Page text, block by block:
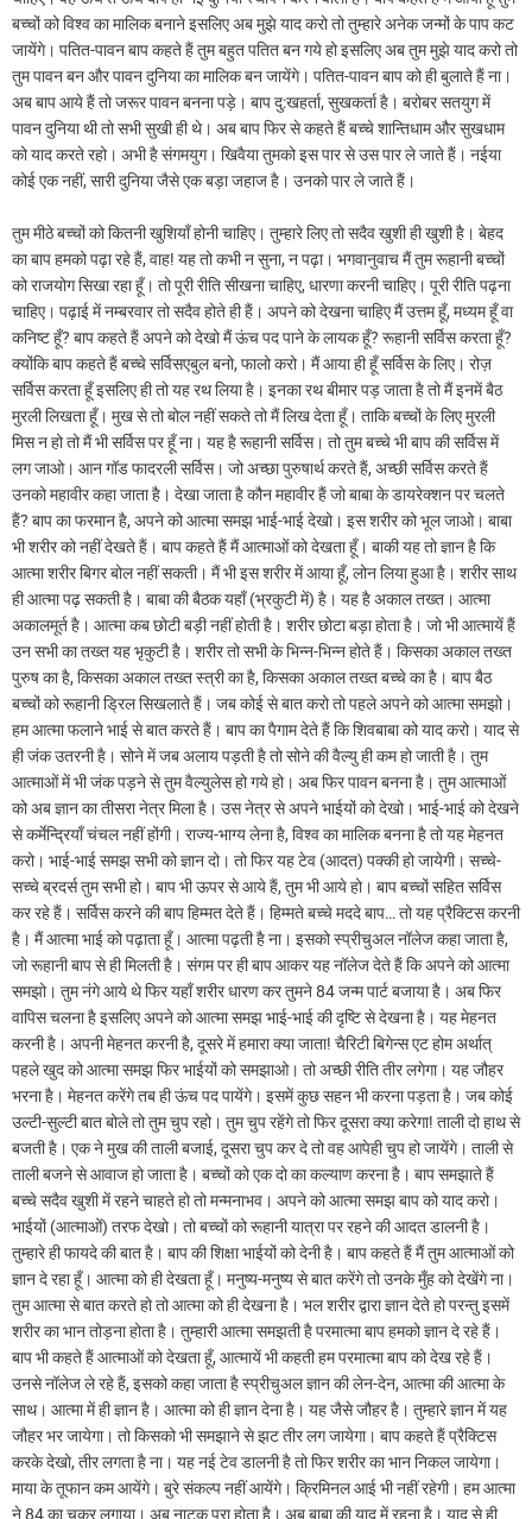
बच्चों को विश्व का मालिक बनाने इसलिए अब मुझे याद करो तो तुम्हारे अनेक जन्मों के पाप कट
जायेंगे। पतित-पावन बाप कहते हैं तुम बहुत पतित बन गये हो इसलिए अब तुम मुझे याद करो तो
तुम पावन बन और पावन दुनिया का मालिक बन जायेंगे। पतित-पावन बाप को ही बुलाते हैं ना।
अब बाप आये हैं तो जरूर पावन बनना पड़े। बाप दु:खहर्ता, सुखकर्ता है। बरोबर सतयुग में
पावन दुनिया थी तो सभी सुखी ही थे। अब बाप फिर से कहते हैं बच्चे शान्तिधाम और सुखधाम
को याद करते रहो। अभी है संगमयुग। खिवैया तुमको इस पार से उस पार ले जाते हैं। नईया
कोई एक नहीं, सारी दुनिया जैसे एक बड़ा जहाज है। उनको पार ले जाते हैं।
तुम मीठे बच्चों को कितनी खुशियाँ होनी चाहिए। तुम्हारे लिए तो सदैव खुशी ही खुशी है। बेहद
का बाप हमको पढ़ा रहे हैं, वाह! यह तो कभी न सुना, न पढ़ा। भगवानुवाच मैं तुम रूहानी बच्चों
को राजयोग सिखा रहा हूँ। तो पूरी रीति सीखना चाहिए, धारणा करनी चाहिए। पूरी रीति पढ़ना
चाहिए। पढ़ाई में नम्बरवार तो सदैव होते ही हैं। अपने को देखना चाहिए मैं उत्तम हूँ, मध्यम हूँ वा
कनिष्ट हूँ? बाप कहते हैं अपने को देखो मैं ऊंच पद पाने के लायक हूँ? रूहानी सर्विस करता हूँ?
क्योंकि बाप कहते हैं बच्चे सर्विसएबुल बनो, फालो करो। मैं आया ही हूँ सर्विस के लिए। रोज़
सर्विस करता हूँ इसलिए ही तो यह रथ लिया है। इनका रथ बीमार पड़ जाता है तो मैं इनमें बैठ
मुरली लिखता हूँ। मुख से तो बोल नहीं सकते तो मैं लिख देता हूँ। ताकि बच्चों के लिए मुरली
मिस न हो तो मैं भी सर्विस पर हूँ ना। यह है रूहानी सर्विस। तो तुम बच्चे भी बाप की सर्विस में
लग जाओ। आन गॉड फादरली सर्विस। जो अच्छा पुरुषार्थ करते हैं, अच्छी सर्विस करते हैं
उनको महावीर कहा जाता है। देखा जाता है कौन महावीर हैं जो बाबा के डायरेक्शन पर चलते
हैं? बाप का फरमान है, अपने को आत्मा समझ भाई-भाई देखो। इस शरीर को भूल जाओ। बाबा
भी शरीर को नहीं देखते हैं। बाप कहते हैं मैं आत्माओं को देखता हूँ। बाकी यह तो ज्ञान है कि
आत्मा शरीर बिगर बोल नहीं सकती। मैं भी इस शरीर में आया हूँ, लोन लिया हुआ है। शरीर साथ
ही आत्मा पढ़ सकती है। बाबा की बैठक यहाँ (भ्रकुटी में) है। यह है अकाल तख्त। आत्मा
अकालमूर्त है। आत्मा कब छोटी बड़ी नहीं होती है। शरीर छोटा बड़ा होता है। जो भी आत्मायें हैं
उन सभी का तख्त यह भृकुटी है। शरीर तो सभी के भिन्न-भिन्न होते हैं। किसका अकाल तख्त
पुरुष का है, किसका अकाल तख्त स्त्री का है, किसका अकाल तख्त बच्चे का है। बाप बैठ
बच्चों को रूहानी ड्रिल सिखलाते हैं। जब कोई से बात करो तो पहले अपने को आत्मा समझो।
हम आत्मा फलाने भाई से बात करते हैं। बाप का पैगाम देते हैं कि शिवबाबा को याद करो। याद से
ही जंक उतरनी है। सोने में जब अलाय पड़ती है तो सोने की वैल्यु ही कम हो जाती है। तुम
आत्माओं में भी जंक पड़ने से तुम वैल्युलेस हो गये हो। अब फिर पावन बनना है। तुम आत्माओं
को अब ज्ञान का तीसरा नेत्र मिला है। उस नेत्र से अपने भाईयों को देखो। भाई-भाई को देखने
से कर्मेन्द्रियाँ चंचल नहीं होंगी। राज्य-भाग्य लेना है, विश्व का मालिक बनना है तो यह मेहनत
करो। भाई-भाई समझ सभी को ज्ञान दो। तो फिर यह टेव (आदत) पक्की हो जायेगी। सच्चे-
सच्चे ब्रदर्स तुम सभी हो। बाप भी ऊपर से आये हैं, तुम भी आये हो। बाप बच्चों सहित सर्विस
कर रहे हैं। सर्विस करने की बाप हिम्मत देते हैं। हिम्मते बच्चे मददे बाप… तो यह प्रैक्टिस करनी
है। मैं आत्मा भाई को पढ़ाता हूँ। आत्मा पढ़ती है ना। इसको स्प्रीचुअल नॉलेज कहा जाता है,
जो रूहानी बाप से ही मिलती है। संगम पर ही बाप आकर यह नॉलेज देते हैं कि अपने को आत्मा
समझो। तुम नंगे आये थे फिर यहाँ शरीर धारण कर तुमने 84 जन्म पार्ट बजाया है। अब फिर
वापिस चलना है इसलिए अपने को आत्मा समझ भाई-भाई की दृष्टि से देखना है। यह मेहनत
करनी है। अपनी मेहनत करनी है, दूसरे में हमारा क्या जाता! चैरिटी बिगेन्स एट होम अर्थात्
पहले खुद को आत्मा समझ फिर भाईयों को समझाओ। तो अच्छी रीति तीर लगेगा। यह जौहर
भरना है। मेहनत करेंगे तब ही ऊंच पद पायेंगे। इसमें कुछ सहन भी करना पड़ता है। जब कोई
उल्टी-सुल्टी बात बोले तो तुम चुप रहो। तुम चुप रहेंगे तो फिर दूसरा क्या करेगा! ताली दो हाथ से
बजती है। एक ने मुख की ताली बजाई, दूसरा चुप कर दे तो वह आपेही चुप हो जायेंगे। ताली से
ताली बजने से आवाज हो जाता है। बच्चों को एक दो का कल्याण करना है। बाप समझाते हैं
बच्चे सदैव खुशी में रहने चाहते हो तो मन्मनाभव। अपने को आत्मा समझ बाप को याद करो।
भाईयों (आत्माओं) तरफ देखो। तो बच्चों को रूहानी यात्रा पर रहने की आदत डालनी है।
तुम्हारे ही फायदे की बात है। बाप की शिक्षा भाईयों को देनी है। बाप कहते हैं मैं तुम आत्माओं को
ज्ञान दे रहा हूँ। आत्मा को ही देखता हूँ। मनुष्य-मनुष्य से बात करेंगे तो उनके मुँह को देखेंगे ना।
तुम आत्मा से बात करते हो तो आत्मा को ही देखना है। भल शरीर द्वारा ज्ञान देते हो परन्तु इसमें
शरीर का भान तोड़ना होता है। तुम्हारी आत्मा समझती है परमात्मा बाप हमको ज्ञान दे रहे हैं।
बाप भी कहते हैं आत्माओं को देखता हूँ, आत्मायें भी कहती हम परमात्मा बाप को देख रहे हैं।
उनसे नॉलेज ले रहे हैं, इसको कहा जाता है स्प्रीचुअल ज्ञान की लेन-देन, आत्मा की आत्मा के
साथ। आत्मा में ही ज्ञान है। आत्मा को ही ज्ञान देना है। यह जैसे जौहर है। तुम्हारे ज्ञान में यह
जौहर भर जायेगा। तो किसको भी समझाने से झट तीर लग जायेगा। बाप कहते हैं प्रैक्टिस
करके देखो, तीर लगता है ना। यह नई टेव डालनी है तो फिर शरीर का भान निकल जायेगा।
माया के तूफान कम आयेंगे। बुरे संकल्प नहीं आयेंगे। क्रिमिनल आई भी नहीं रहेगी। हम आत्मा
ने 84 का चक्र लगाया। अब नाटक पूरा होता है। अब बाबा की याद में रहना है। याद से ही